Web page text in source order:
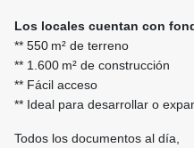
Los locales cuentan con
** 550 m² de terreno
** 1.600 m² de construcción
** Fácil acceso
** Ideal para desarrollar o
Todos los documentos al día,